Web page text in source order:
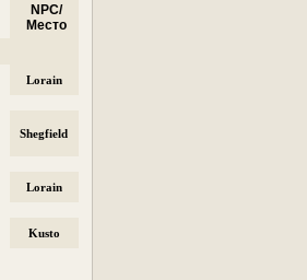
NPC/
Место
Lorain
Shegfield
Lorain
Kusto